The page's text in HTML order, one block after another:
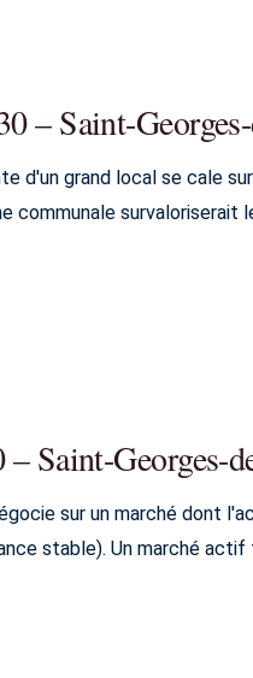
– Saint-
d'un grand local se cale
communale survaloriserait
Saint-Georges-
sur un marché dont
stable). Un marché